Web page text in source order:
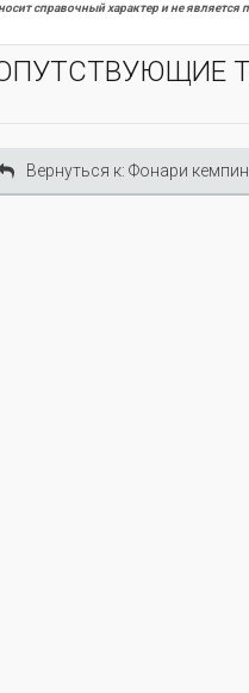
носит справочный характер и не является
Вернуться к: Фонари